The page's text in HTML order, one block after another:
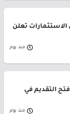
الاستثمارات تعلن
منذ يوم
فتح التقديم في
منذ يوم